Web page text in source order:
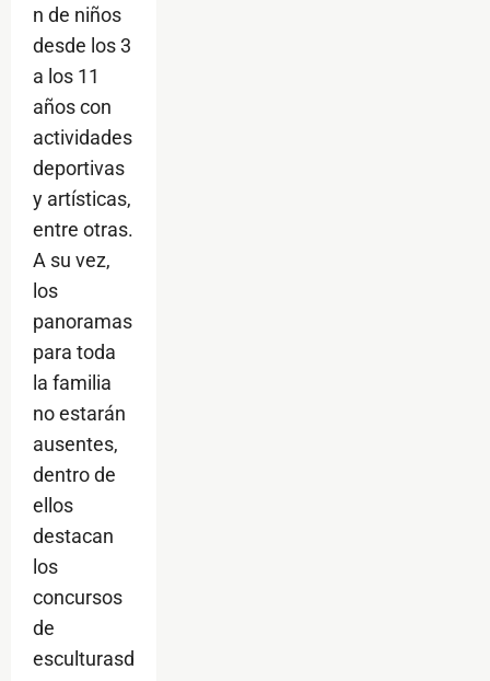
n de niños
desde los 3
a los 11
años con
actividades
deportivas
y artísticas,
entre otras.
A su vez,
los
panoramas
para toda
la familia
no estarán
ausentes,
dentro de
ellos
destacan
los
concursos
de
esculturasd